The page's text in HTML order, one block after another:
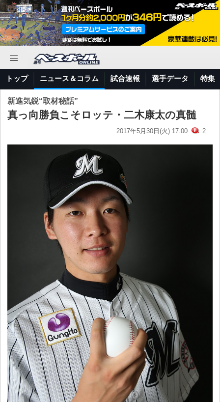
トップ ニュース＆コラム 試合速報 選手データ 特集
新進気鋭“取材秘話”
真っ向勝負こそロッテ・二木康太の真髄
2017年5月30日(火) 17:00 2